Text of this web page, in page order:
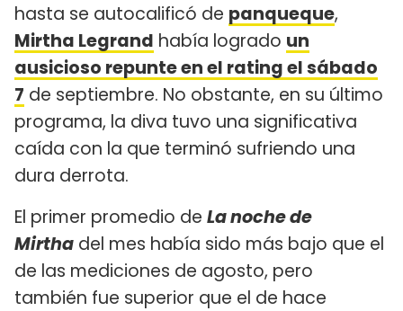
hasta se autocalificó de panqueque,
Mirtha Legrand había logrado un
ausicioso repunte en el rating el sábado
7 de septiembre. No obstante, en su último
programa, la diva tuvo una significativa
caída con la que terminó sufriendo una
dura derrota.
El primer promedio de La noche de
Mirtha del mes había sido más bajo que el
de las mediciones de agosto, pero
también fue superior que el de hace